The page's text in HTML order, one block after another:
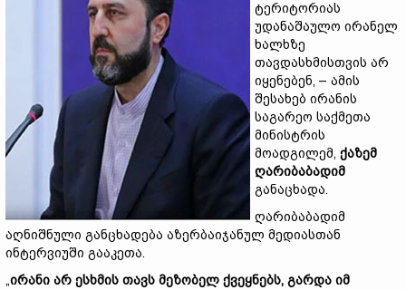
ტერიტორიას
უდანაშაულო ირანელ
ხალხზე
თავდასხმისთვის არ
იყენებენ, – ამის
შესახებ ირანის
საგარეო საქმეთა
მინისტრის
მოადგილემ, ქაზემ
ღარიბაბადიმ
განაცხადა.
ღარიბაბადიმ
აღნიშნული განცხადება აზერბაიჯანულ მედიასთან
ინტერვიუში გააკეთა.
„ირანი არ ესხმის თავს მეზობელ ქვეყნებს, გარდა იმ